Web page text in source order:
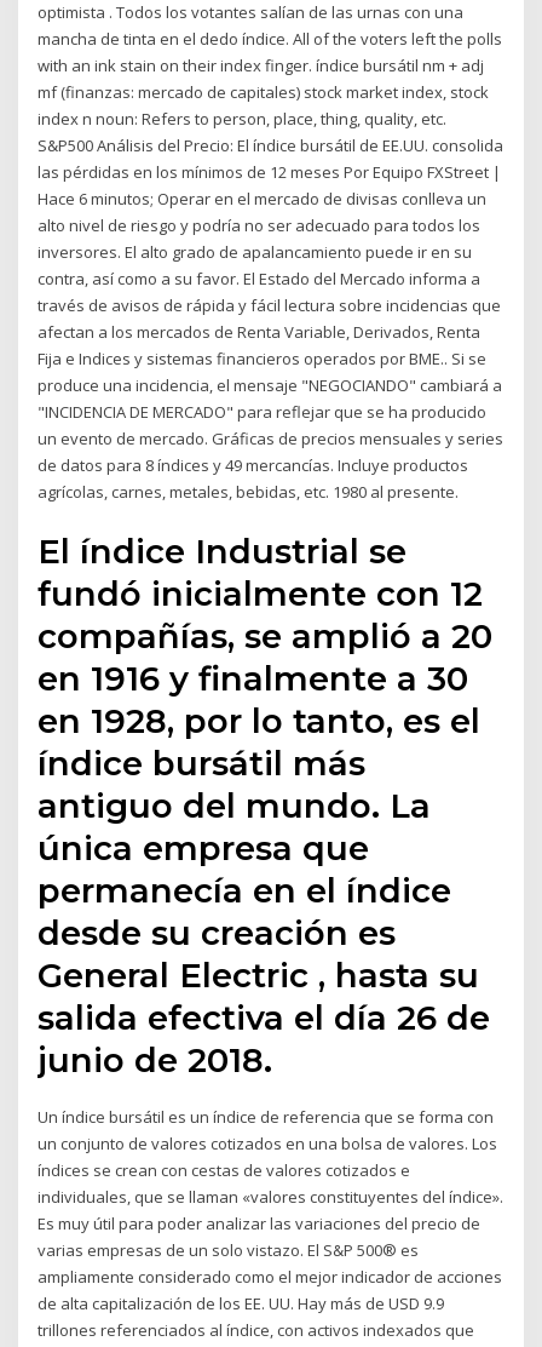
optimista . Todos los votantes salían de las urnas con una
mancha de tinta en el dedo índice. All of the voters left the polls
with an ink stain on their index finger. índice bursátil nm + adj
mf (finanzas: mercado de capitales) stock market index, stock
index n noun: Refers to person, place, thing, quality, etc.
S&P500 Análisis del Precio: El índice bursátil de EE.UU. consolida
las pérdidas en los mínimos de 12 meses Por Equipo FXStreet |
Hace 6 minutos; Operar en el mercado de divisas conlleva un
alto nivel de riesgo y podría no ser adecuado para todos los
inversores. El alto grado de apalancamiento puede ir en su
contra, así como a su favor. El Estado del Mercado informa a
través de avisos de rápida y fácil lectura sobre incidencias que
afectan a los mercados de Renta Variable, Derivados, Renta
Fija e Indices y sistemas financieros operados por BME.. Si se
produce una incidencia, el mensaje "NEGOCIANDO" cambiará a
"INCIDENCIA DE MERCADO" para reflejar que se ha producido
un evento de mercado. Gráficas de precios mensuales y series
de datos para 8 índices y 49 mercancías. Incluye productos
agrícolas, carnes, metales, bebidas, etc. 1980 al presente.
El índice Industrial se
fundó inicialmente con 12
compañías, se amplió a 20
en 1916 y finalmente a 30
en 1928, por lo tanto, es el
índice bursátil más
antiguo del mundo. La
única empresa que
permanecía en el índice
desde su creación es
General Electric , hasta su
salida efectiva el día 26 de
junio de 2018.
Un índice bursátil es un índice de referencia que se forma con
un conjunto de valores cotizados en una bolsa de valores. Los
índices se crean con cestas de valores cotizados e
individuales, que se llaman «valores constituyentes del índice».
Es muy útil para poder analizar las variaciones del precio de
varias empresas de un solo vistazo. El S&P 500® es
ampliamente considerado como el mejor indicador de acciones
de alta capitalización de los EE. UU. Hay más de USD 9.9
trillones referenciados al índice, con activos indexados que